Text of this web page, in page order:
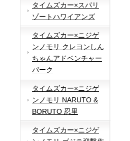
タイムズカー×スパリ
ゾートハワイアンズ
タイムズカー×ニジゲ
ンノモリ クレヨンしん
ちゃんアドベンチャー
パーク
タイムズカー×ニジゲ
ンノモリ NARUTO &
BORUTO 忍里
タイムズカー×ニジゲ